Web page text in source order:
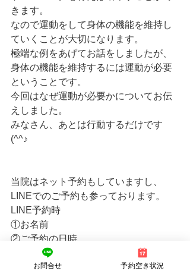
きます。
なので運動をして身体の機能を維持し
ていくことが大切になります。
極端な例をあげてお話をしましたが、
身体の機能を維持するには運動が必要
ということです。
今回はなぜ運動が必要かについてお伝
えしました。
みなさん、あとは行動するだけです
(^^♪
当院はネット予約もしていますし、
LINEでのご予約も参っております。
LINE予約時
①お名前
②ご予約の日時
③メニュー（決まっていれば記載くだ
さい）お問合せ 予約空き状況